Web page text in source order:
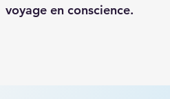
voyage en conscience.